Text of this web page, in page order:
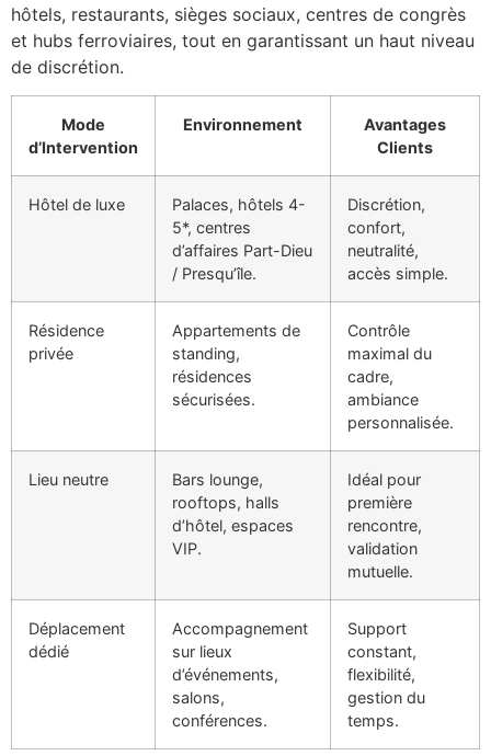
hôtels, restaurants, sièges sociaux, centres de congrès
et hubs ferroviaires, tout en garantissant un haut niveau
de discrétion.
Mode
d’Intervention
Environnement
Avantages
Clients
Hôtel de luxe
Palaces, hôtels 4-
5*, centres
d’affaires Part-Dieu
/ Presqu’île.
Discrétion,
confort,
neutralité,
accès simple.
Résidence
privée
Appartements de
standing,
résidences
sécurisées.
Contrôle
maximal du
cadre,
ambiance
personnalisée.
Lieu neutre
Bars lounge,
rooftops, halls
d’hôtel, espaces
VIP.
Idéal pour
première
rencontre,
validation
mutuelle.
Déplacement
dédié
Accompagnement
sur lieux
d’événements,
salons,
conférences.
Support
constant,
flexibilité,
gestion du
temps.